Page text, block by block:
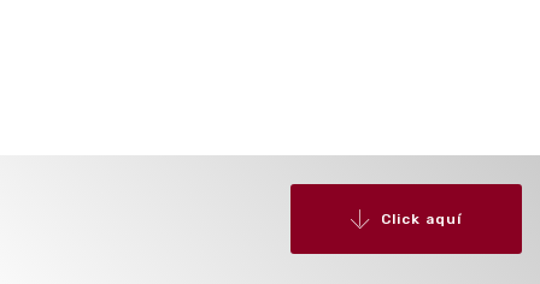
Click aquí